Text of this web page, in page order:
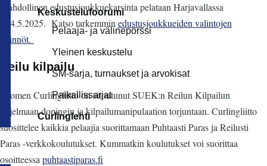
Keskustelufoorumi
Pelaaja- ja välinepörssi
Yleinen keskustelu
SM-sarja, turnaukset ja arvokisat
Paikallissarjat
Curlinglehti
Mahdollinen edustusjoukkuekarsinta pelataan Harjavallassa
3.-4.5.2025. Katso tarkemmin edustusjoukkueiden valintojen
säännöt.
Reilu kilpailu
Suomen Curlingliitto on sitoutunut SUEK:n Reilun Kilpailun
ohjelmaan dopingin ja kilpailumanipulaation torjuntaan. Curlingliitto
suosittelee kaikkia pelaajia suorittamaan Puhtaasti Paras ja Reilusti
Paras -verkkokoulutukset. Kummatkin koulutukset voi suorittaa
osoitteessa puhtaastiparas.fi